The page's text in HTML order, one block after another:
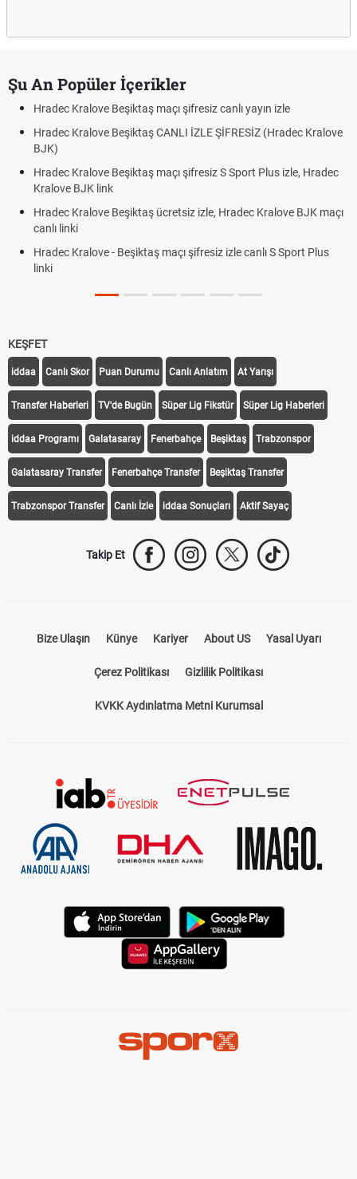
Şu An Popüler İçerikler
Hradec Kralove Beşiktaş maçı şifresiz canlı yayın izle
Hradec Kralove Beşiktaş CANLI İZLE ŞİFRESİZ (Hradec Kralove
BJK)
Hradec Kralove Beşiktaş maçı şifresiz S Sport Plus izle, Hradec
Kralove BJK link
Hradec Kralove Beşiktaş ücretsiz izle, Hradec Kralove BJK maçı
canlı linki
Hradec Kralove - Beşiktaş maçı şifresiz izle canlı S Sport Plus
linki
KEŞFET
iddaa Canlı Skor Puan Durumu Canlı Anlatım At Yarışı
Transfer Haberleri TV'de Bugün Süper Lig Fikstür Süper Lig Haberleri
iddaa Programı Galatasaray Fenerbahçe Beşiktaş Trabzonspor
Galatasaray Transfer Fenerbahçe Transfer Beşiktaş Transfer
Trabzonspor Transfer Canlı İzle iddaa Sonuçları Aktif Sayaç
Takip Et
Bize Ulaşın Künye Kariyer About US Yasal Uyarı
Çerez Politikası Gizlilik Politikası
KVKK Aydınlatma Metni Kurumsal